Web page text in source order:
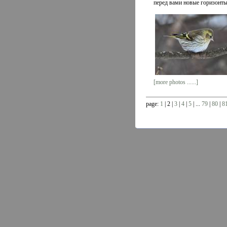
перед вами новые
[more photos ......]
page: 1 | 2 | 3 4 5 | ... 79 80